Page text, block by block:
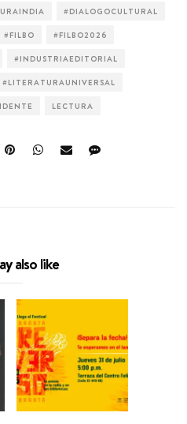
#DIALOGOCULTURAL
#FILBO #FILBO2026
#INDUSTRIAEDITORIAL
#LITERATURAUNIVERSAL
LECTURA
also like